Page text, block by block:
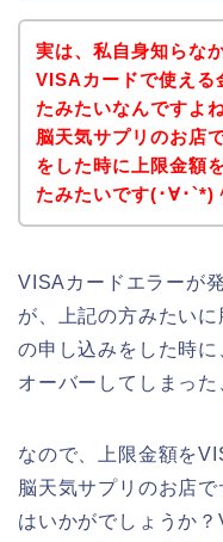
実は、私自身知らな
VISAカードで使える
たみたいなんですよ
脳天気サプリのお店
をした時に上限金額
たみたいです(･∀･`*)
VISAカードエラーが
が、上記の方みたい
の申し込みをした時
オーバーしてしまった
なので、上限金額を
脳天気サプリのお店
はいかがでしょうか